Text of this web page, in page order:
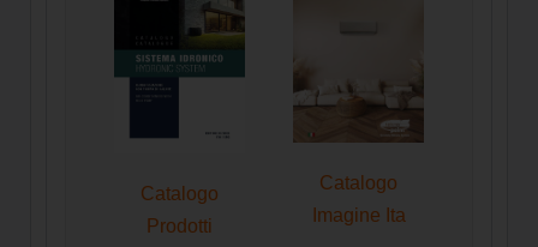
Catalogo
Prodotti
Catalogo
Imagine Ita